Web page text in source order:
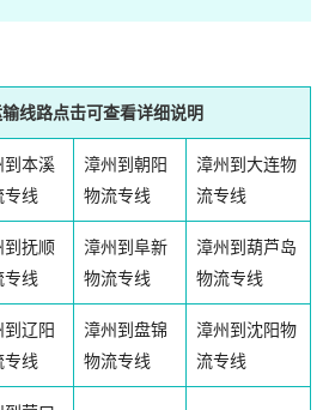
线路点击可查看详细说明
到本溪
专线
漳州到朝阳
物流专线
漳州到大连物
流专线
到抚顺
专线
漳州到阜新
物流专线
漳州到葫芦岛
物流专线
到辽阳
专线
漳州到盘锦
物流专线
漳州到沈阳物
流专线